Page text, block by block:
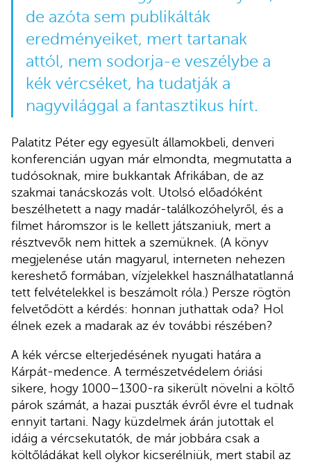
de azóta sem publikálták
eredményeiket, mert tartanak
attól, nem sodorja-e veszélybe a
kék vércséket, ha tudatják a
nagyvilággal a fantasztikus hírt.
Palatitz Péter egy egyesült államokbeli, denveri
konferencián ugyan már elmondta, megmutatta a
tudósoknak, mire bukkantak Afrikában, de az
szakmai tanácskozás volt. Utolsó előadóként
beszélhetett a nagy madár-találkozóhelyről, és a
filmet háromszor is le kellett játszaniuk, mert a
résztvevők nem hittek a szemüknek. (A könyv
megjelenése után magyarul, interneten nehezen
kereshető formában, vízjelekkel használhatatlanná
tett felvételekkel is beszámolt róla.) Persze rögtön
felvetődött a kérdés: honnan juthattak oda? Hol
élnek ezek a madarak az év további részében?
A kék vércse elterjedésének nyugati határa a
Kárpát-medence. A természetvédelem óriási
sikere, hogy 1000–1300-ra sikerült növelni a költő
párok számát, a hazai puszták évről évre el tudnak
ennyit tartani. Nagy küzdelmek árán jutottak el
idáig a vércsekutatók, de már jobbára csak a
költőládákat kell olykor kicserélniük, mert stabil az